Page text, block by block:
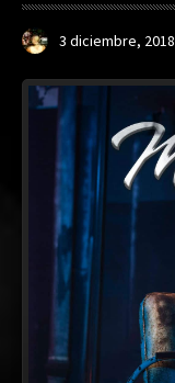
3 diciembre, 2018